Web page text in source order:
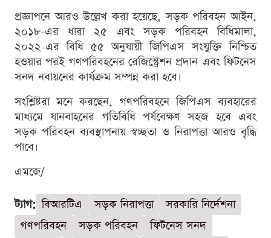
প্রজ্ঞাপনে আরও উল্লেখ করা হয়েছে, সড়ক পরিবহন আইন,
২০১৮-এর ধারা ২৫ এবং সড়ক পরিবহন বিধিমালা,
২০২২-এর বিধি ৫৫ অনুযায়ী জিপিএস সংযুক্তি নিশ্চিত
হওয়ার পরই গণপরিবহনের রেজিস্ট্রেশন প্রদান এবং ফিটনেস
সনদ নবায়নের কার্যক্রম সম্পন্ন করা হবে।
সংশ্লিষ্টরা মনে করছেন, গণপরিবহনে জিপিএস ব্যবহারের
মাধ্যমে যানবাহনের গতিবিধি পর্যবেক্ষণ সহজ হবে এবং
সড়ক পরিবহন ব্যবস্থাপনায় স্বচ্ছতা ও নিরাপত্তা আরও বৃদ্ধি
পাবে।
এমজে/
ট্যাগ: বিআরটিএ সড়ক নিরাপত্তা
সরকারি নির্দেশনা
গণপরিবহন
সড়ক পরিবহন
ফিটনেস সনদ